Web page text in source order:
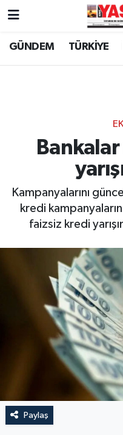
GÜNDEM TÜRKİYE
Kampanyalarını
kredi
faizsiz kredi
Paylaş